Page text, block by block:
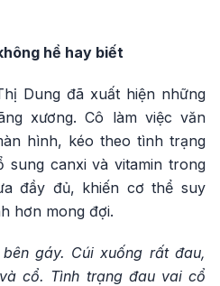
hề hay biết
Dung đã xuất hiện những
xương. Cô làm việc văn
hình, kéo theo tình trạng
sung canxi và vitamin trong
đầy đủ, khiến cơ thể suy
hơn mong đợi.
gáy. Cúi xuống rất đau,
cổ. Tình trạng đau vai cổ